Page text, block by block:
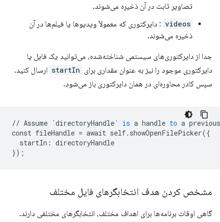
تصاویر ثابت در آن ذخیره می‌شوند.
videos : دایرکتوری که معمولاً ویدیوها یا فیلم‌ها در آن
ذخیره می‌شوند.
جدا از دایرکتوری‌های سیستمی شناخته‌شده، می‌توانید یک فایل یا
دایرکتوری موجود را نیز به عنوان مقداری برای startIn ارسال کنید.
سپس کادر محاوره‌ای در همان دایرکتوری باز می‌شود.
// Assume `directoryHandle` is a handle to a
const fileHandle = await self. showOpenFilePicker({
startIn : directoryHandle
});
مشخص کردن هدف انتخابگرهای فایل مختلف
گاهی اوقات برنامه‌ها برای اهداف مختلف، انتخابگرهای مختلفی دارند.